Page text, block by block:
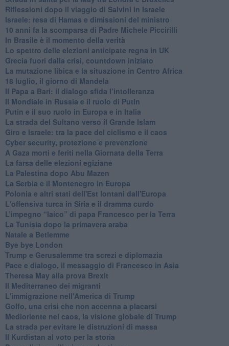
Riflessioni dopo il viaggio di Salvini in Israele
Israele: resa di Hamas e dimissioni del ministro
10 anni fa la scomparsa di Padre Michele Piccirilli
In Brasile è il momento della verità
Lo spettro delle elezioni anticipate regna in UK
Grecia fuori dalla crisi, countdown iniziato
La mutazione libica e la situazione in Centro Africa
18 luglio, il giorno di Mandela
Il Papa a Bari: il dialogo sfida l’intolleranza
Il Mondiale in Russia e il ruolo di Putin
Putin e il suo ruolo in Europa e in Italia
La strada del Sultano verso il Grande Islam
Giro e Israele: tra la pace del ciclismo e il caos
Cyber security, protezione e prevenzione
A Gaza morti e feriti nella Giornata della Terra
La farsa delle elezioni egiziane
La Palestina dopo Abu Mazen
La Serbia e il Montenegro in Europa
Polonia e altri stati dell'Est lontani dall'Europa
L'offensiva turca in Siria e il dramma curdo
L’impegno “laico” di papa Francesco per la Terra
La Tunisia dopo la primavera araba
Natale a Betlemme
Bye bye London
Trump e Gerusalemme tra screzi e diplomazia
Pace e dialogo, il messaggio di Francesco in Asia
Theresa May alla prova Brexit
Il Mediterraneo dei migranti
L'immigrazione nell'America di Trump
Golfo, una crisi che non accenna a placarsi
Medioriente nel caos, la visione globale di Trump
La strada per evitare le distruzioni di massa
Il Kurdistan al voto per la storia